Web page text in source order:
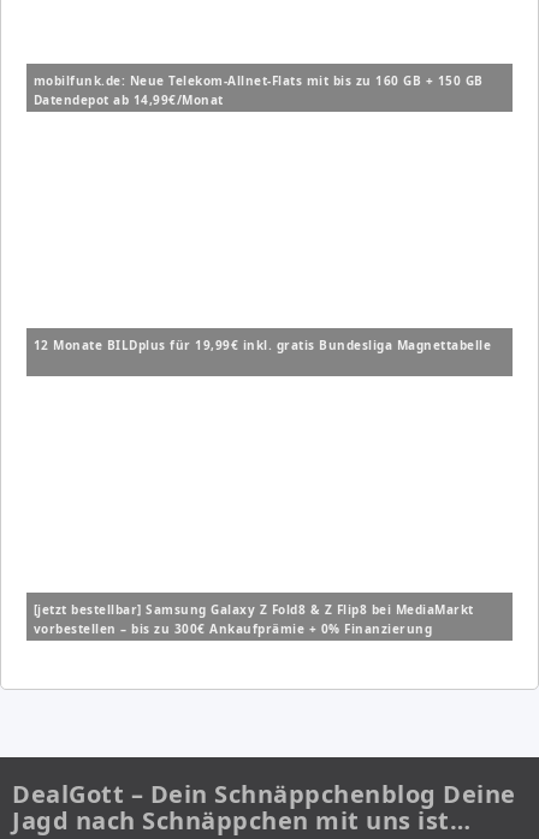
mobilfunk.de: Neue Telekom-Allnet-Flats mit bis zu 160 GB + 150 GB
Datendepot ab 14,99€/Monat
12 Monate BILDplus für 19,99€ inkl. gratis Bundesliga Magnettabelle
[jetzt bestellbar] Samsung Galaxy Z Fold8 & Z Flip8 bei MediaMarkt
vorbestellen – bis zu 300€ Ankaufprämie + 0% Finanzierung
DealGott – Dein Schnäppchenblog Deine
Jagd nach Schnäppchen mit uns ist…